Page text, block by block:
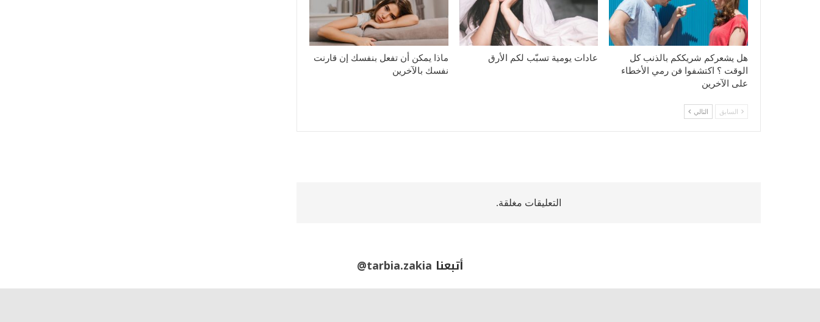
هل يشعركم شريككم بالذنب كل
الوقت ؟ اكتشفوا فن رمي الأخطاء
على الآخرين
عادات يومية تسبّب لكم الأرق
ماذا يمكن أن تفعل بنفسك إن قارنت
نفسك بالآخرين
السابق التالي
التعليقات مغلقة.
أتبعنا @tarbia.zakia